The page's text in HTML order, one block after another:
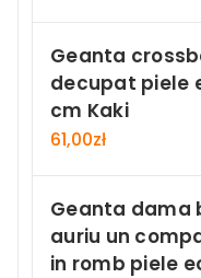
Geanta
decupat piele
cm Kaki
61,00zł
Geanta dama
auriu un
in romb piele